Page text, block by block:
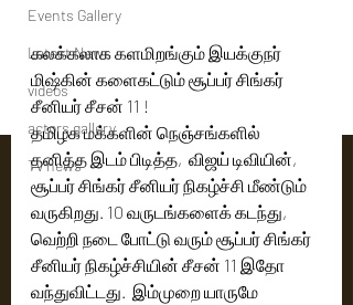
Events Gallery
Latest News
videos
actors gallery
Tv news
கலக்கலாக களமிறங்கும் இயக்குநர்
மிஷ்கின் களைகட்டும் சூப்பர் சிங்கர்
சீனியர் சீசன் 11 !
தமிழக மக்களின் நெஞ்சங்களில்
தனித்த இடம் பிடித்த,  விஜய் டிவியின்,
சூப்பர் சிங்கர் சீனியர் நிகழ்ச்சி மீண்டும்
வருகிறது. 10 வருடங்களைக் கடந்து,
வெற்றி நடை போட்டு வரும் சூப்பர் சிங்கர்
சீனியர் நிகழ்ச்சியின் சீசன் 11 இதோ
வந்துவிட்டது.  இம்முறை யாருமே